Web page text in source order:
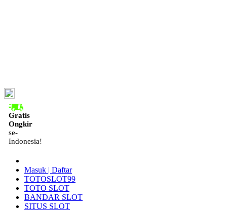
Gratis
Ongkir
se-
Indonesia!
Masuk | Daftar
TOTOSLOT99
TOTO SLOT
BANDAR SLOT
SITUS SLOT